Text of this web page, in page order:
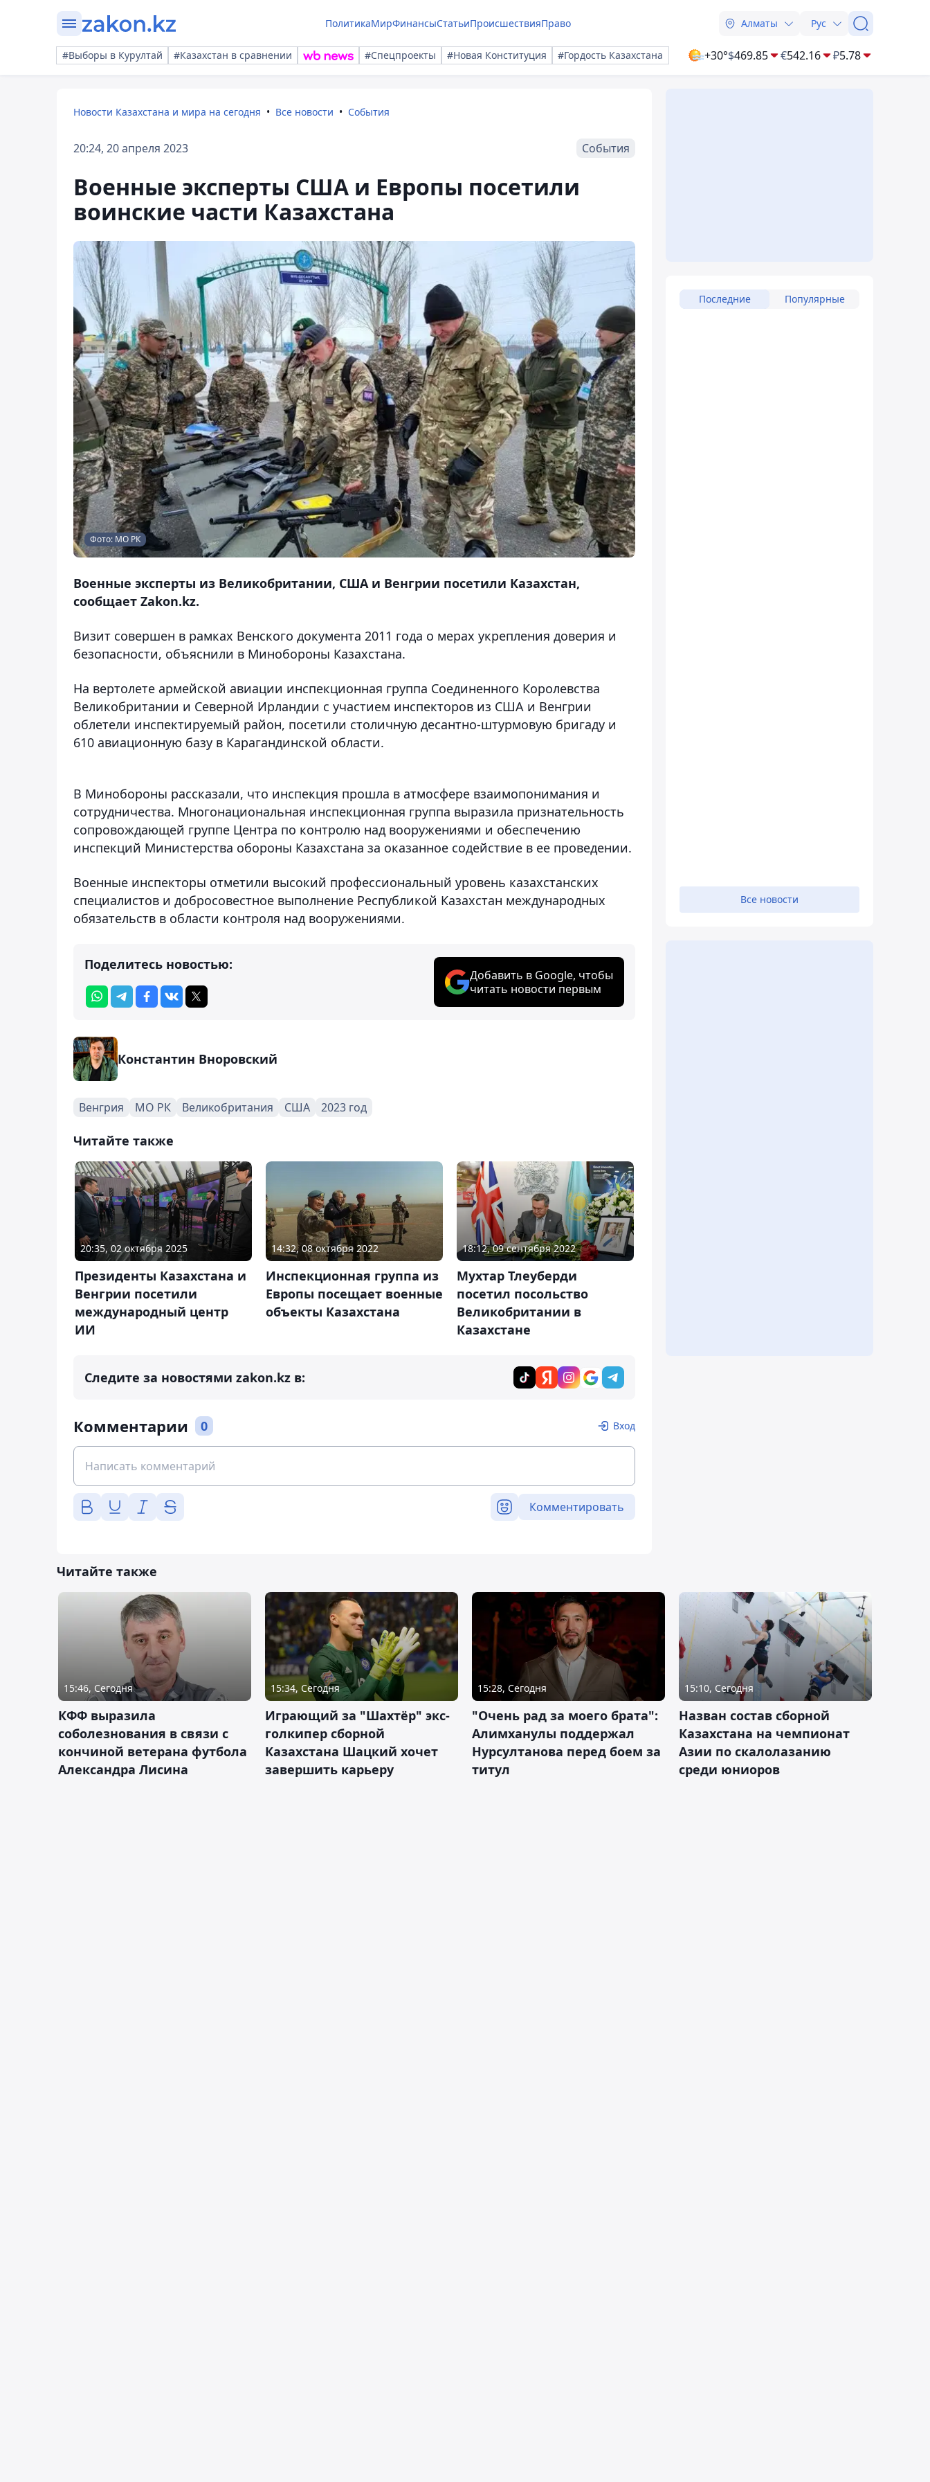
ПолитикаМирФинансыСтатьиПроисшествияПраво Алматы Рус
#Выборы в Курултай #Казахстан в сравнении #Спецпроекты #Новая Конституция #Гордость Казахстана +30°$469.85 €542.16 ₽5.78
Новости Казахстана и мира на сегодня Все новости События
20:24, 20 апреля 2023 События
Военные эксперты США и Европы посетили
воинские части Казахстана
Фото: МО РК
Военные эксперты из Великобритании, США и Венгрии посетили Казахстан,
сообщает Zakon.kz.
Визит совершен в рамках Венского документа 2011 года о мерах укрепления доверия и
безопасности, объяснили в Минобороны Казахстана.
На вертолете армейской авиации инспекционная группа Соединенного Королевства
Великобритании и Северной Ирландии с участием инспекторов из США и Венгрии
облетели инспектируемый район, посетили столичную десантно-штурмовую бригаду и
610 авиационную базу в Карагандинской области.
В Минобороны рассказали, что инспекция прошла в атмосфере взаимопонимания и
сотрудничества. Многонациональная инспекционная группа выразила признательность
сопровождающей группе Центра по контролю над вооружениями и обеспечению
инспекций Министерства обороны Казахстана за оказанное содействие в ее проведении.
Военные инспекторы отметили высокий профессиональный уровень казахстанских
специалистов и добросовестное выполнение Республикой Казахстан международных
обязательств в области контроля над вооружениями.
Поделитесь новостью:
Добавить в Google, чтобы
читать новости первым
Константин Вноровский
Венгрия МО РК Великобритания США 2023 год
Читайте также
20:35, 02 октября 2025
Президенты Казахстана и
Венгрии посетили
международный центр
ИИ
14:32, 08 октября 2022
Инспекционная группа из
Европы посещает военные
объекты Казахстана
18:12, 09 сентября 2022
Мухтар Тлеуберди
посетил посольство
Великобритании в
Казахстане
Следите за новостями zakon.kz в:
Комментарии 0 Вход
Комментировать
Последние Популярные
Все новости
Читайте также
15:46, Сегодня
КФФ выразила
соболезнования в связи с
кончиной ветерана футбола
Александра Лисина
15:34, Сегодня
Играющий за "Шахтёр" экс-
голкипер сборной
Казахстана Шацкий хочет
завершить карьеру
15:28, Сегодня
"Очень рад за моего брата":
Алимханулы поддержал
Нурсултанова перед боем за
титул
15:10, Сегодня
Назван состав сборной
Казахстана на чемпионат
Азии по скалолазанию
среди юниоров